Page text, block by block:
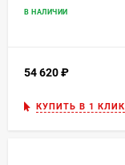
В НАЛИЧИИ
54 620
КУПИТЬ В 1 КЛИК